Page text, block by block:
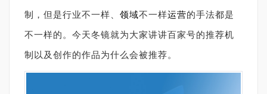
制，但是行业不一样、 领域不一样运营的手法都是
不一样的。今天冬镜就为大家讲讲百家号的推荐机
制以及创作的作品为什么会被推荐。